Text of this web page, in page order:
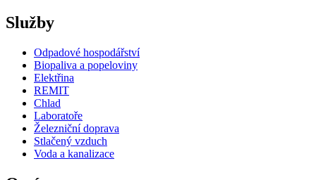
Služby
Odpadové hospodářství
Biopaliva a popeloviny
Elektřina
REMIT
Chlad
Laboratoře
Železniční doprava
Stlačený vzduch
Voda a kanalizace